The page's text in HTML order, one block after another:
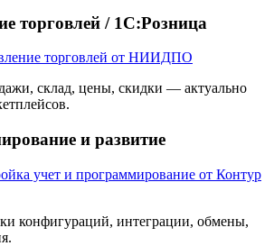
торговлей / 1С:Розница
торговлей от НИИДПО
склад, цены, скидки — актуально
и развитие
учет и программирование от Контур
конфигураций, интеграции, обмены,